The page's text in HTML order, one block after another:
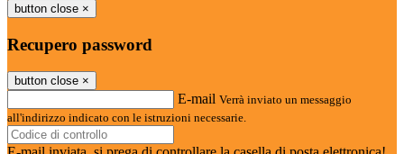
button close ×
Recupero password
button close ×
E-mail Verrà inviato un messaggio
all'indirizzo indicato con le istruzioni necessarie.